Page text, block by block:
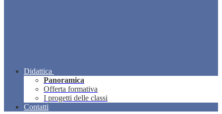
Didattica
Panoramica
Offerta formativa
I progetti delle classi
Contatti